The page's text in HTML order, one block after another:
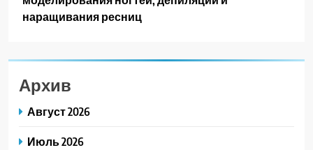
наращивания ресниц
Архив
Август 2026
Июль 2026